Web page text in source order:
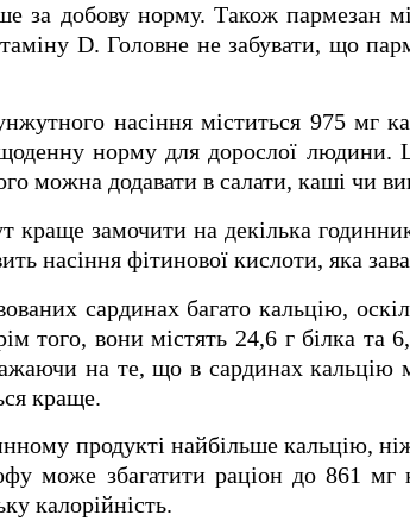
за добову норму. Також пармезан
D. Головне не забувати, що
насіння міститься 975 мг
норму для дорослої людини.
можна додавати в салати, каші чи
замочити на декілька
насіння фітинової кислоти, яка
сардинах багато кальцію,
того, вони містять 24,6 г білка та
на те, що в сардинах кальцію
краще.
продукті найбільше кальцію,
може збагатити раціон до 861 мг
калорійність.